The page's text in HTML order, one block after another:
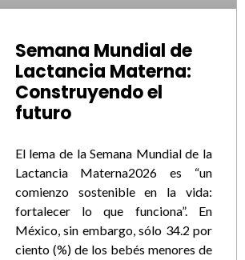
Semana Mundial de
Lactancia Materna:
Construyendo el
futuro
El lema de la Semana Mundial de la
Lactancia Materna2026 es “un
comienzo sostenible en la vida:
fortalecer lo que funciona”. En
México, sin embargo, sólo 34.2 por
ciento (%) de los bebés menores de